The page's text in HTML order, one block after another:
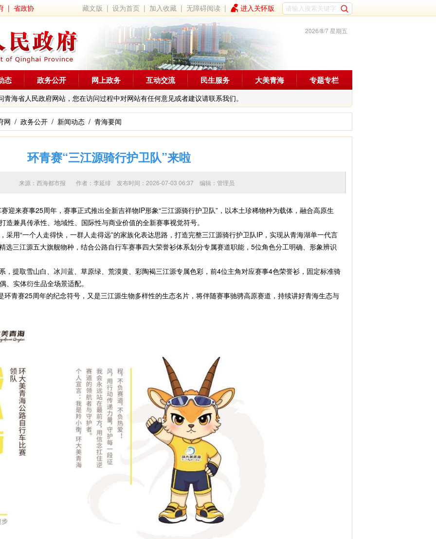
| 省政协 藏文版 |设为首页 | 加入收藏 |无障碍阅读 | 进入关怀版
2026/8/7 星期五
青海省人民政府网站，您在访问过程中对网站有任何意见或者建议请联系我们。
态 政务公开 网上政务 互动交流 民生服务 大美青海 专题专栏
网 / 政务公开 / 新闻动态 / 青海要闻
环青赛“三江源骑行护卫队”来啦
来源：西海都市报 作者： 李延绯 发布时间：2026-07-03 06:37 编辑：管理员
赛事25周年，赛事正式推出全新吉祥物IP形象“三江源骑行护卫队”，以本土珍稀物种为载体，融合高原生
兼具传承性、地域性、国际性与商业价值的全新赛事视觉符号。
“一个人走得快，一群人走得远”的家族化表达思路，打造完整三江源骑行护卫队IP，实现从青海湖单一代言
选三江源五大旗舰物种，结合公路自行车赛事四大荣誉衫体系划分专属赛道职能，5位角色分工明确、形象辨识
取雪山白、冰川蓝、草原绿、荒漠黄、彩陶褐三江源专属色彩，前4位主角对应赛事4色荣誉衫，固定标准骑
、实体衍生品全场景适配。
赛25周年的纪念符号，又是三江源生物多样性的生态名片，将伴随赛事驰骋高原赛道，持续讲好青海生态与